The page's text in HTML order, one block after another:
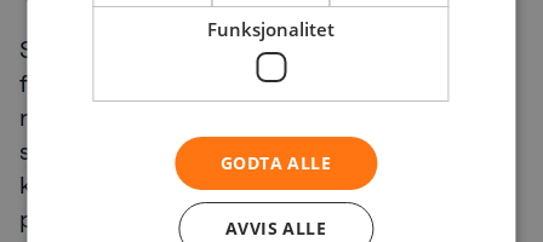
Selv om velferdsteknologien gjør det mulig
for stadig flere å bli behandlet hjemme, er
noen personer svært avhengige av en
sykehjemsplass. Det kan dreie seg om
korttidsopphold for rehabilitering eller
permanent opphold på sykehjem. For begge
Funksjonalitet
GODTA ALLE
AVVIS ALLE